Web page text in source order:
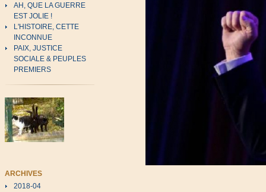
AH, QUE LA GUERRE
EST JOLIE !
L'HISTOIRE, CETTE
INCONNUE
PAIX, JUSTICE
SOCIALE & PEUPLES
PREMIERS
ARCHIVES
2018-04